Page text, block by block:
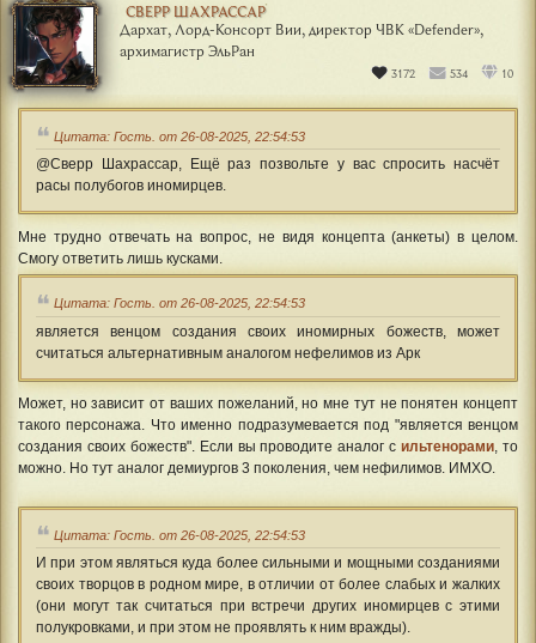
СВЕРР ШАХРАССАР
Дархат, Лорд-Консорт Вии, директор ЧВК «Defender»,
архимагистр ЭльРан
3172 534 10
Цитата: Гость. от 26-08-2025, 22:54:53
@Сверр Шахрассар, Ещё раз позвольте у вас спросить насчёт
расы полубогов иномирцев.
Мне трудно отвечать на вопрос, не видя концепта (анкеты) в целом.
Смогу ответить лишь кусками.
Цитата: Гость. от 26-08-2025, 22:54:53
является венцом создания своих иномирных божеств, может
считаться альтернативным аналогом нефелимов из Арк
Может, но зависит от ваших пожеланий, но мне тут не понятен концепт
такого персонажа. Что именно подразумевается под "является венцом
создания своих божеств". Если вы проводите аналог сильтенорами, то
можно. Но тут аналог демиургов 3 поколения, чем нефилимов. ИМХО.
Цитата: Гость. от 26-08-2025, 22:54:53
И при этом являться куда более сильными и мощными созданиями
своих творцов в родном мире, в отличии от более слабых и жалких
(они могут так считаться при встречи других иномирцев с этими
полукровками, и при этом не проявлять к ним вражды).